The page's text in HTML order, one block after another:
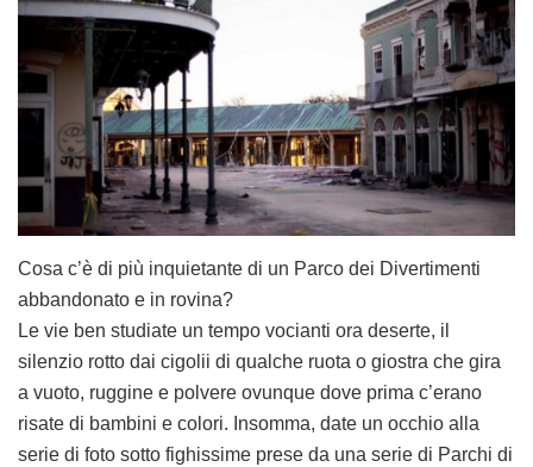
Cosa c’è di più inquietante di un Parco dei Divertimenti
abbandonato e in rovina?
Le vie ben studiate un tempo vocianti ora deserte, il
silenzio rotto dai cigolii di qualche ruota o giostra che gira
a vuoto, ruggine e polvere ovunque dove prima c’erano
risate di bambini e colori. Insomma, date un occhio alla
serie di foto sotto fighissime prese da una serie di Parchi di